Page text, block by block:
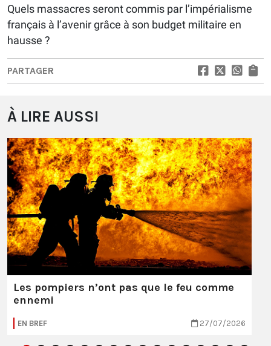
Quels massacres seront commis par l’impérialisme
français à l’avenir grâce à son budget militaire en
hausse ?
PARTAGER
À LIRE AUSSI
Les pompiers n’ont pas que le feu comme
ennemi
EN BREF 27/07/2026